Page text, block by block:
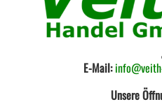
E-Mail:
Unsere